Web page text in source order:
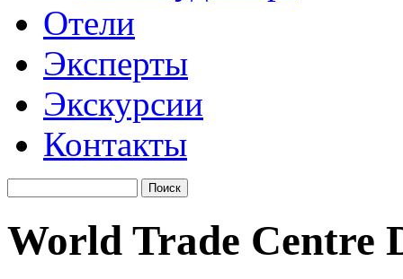
Отели
Эксперты
Экскурсии
Контакты
World Trade Centre